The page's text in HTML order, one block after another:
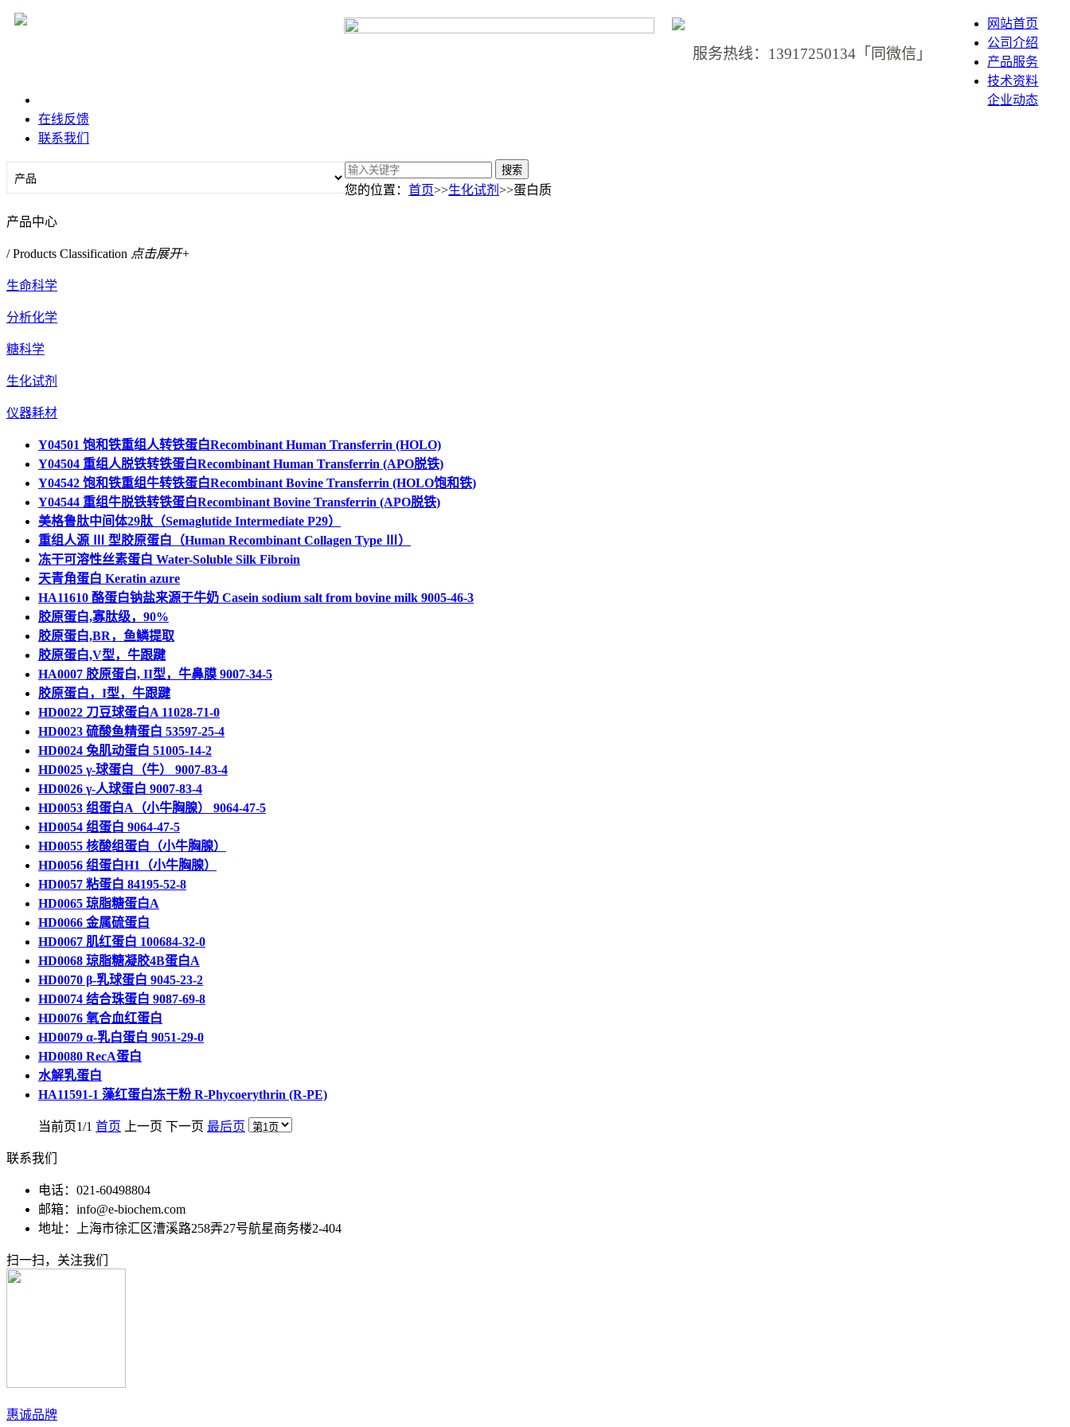
服务热线：13917250134「同微信」
网站首页
公司介绍
产品服务
技术资料
企业动态
在线反馈
联系我们
您的位置： 首页>>生化试剂 >>蛋白质
产品中心
/ Products Classification 点击展开+
生命科学
分析化学
糖科学
生化试剂
仪器耗材
Y04501 饱和铁重组人转铁蛋白Recombinant Human Transferrin (HOLO)
Y04504 重组人脱铁转铁蛋白Recombinant Human Transferrin (APO脱铁)
Y04542 饱和铁重组牛转铁蛋白Recombinant Bovine Transferrin (HOLO饱和铁)
Y04544 重组牛脱铁转铁蛋白Recombinant Bovine Transferrin (APO脱铁)
美格鲁肽中间体29肽（Semaglutide Intermediate P29）
重组人源 Ⅲ 型胶原蛋白（Human Recombinant Collagen Type Ⅲ）
冻干可溶性丝素蛋白 Water-Soluble Silk Fibroin
天青角蛋白 Keratin azure
HA11610 酪蛋白钠盐来源于牛奶 Casein sodium salt from bovine milk 9005-46-3
胶原蛋白,寡肽级，90%
胶原蛋白,BR，鱼鳞提取
胶原蛋白,V型，牛跟踺
HA0007 胶原蛋白, II型，牛鼻膜 9007-34-5
胶原蛋白，I型，牛跟踺
HD0022 刀豆球蛋白A 11028-71-0
HD0023 硫酸鱼精蛋白 53597-25-4
HD0024 兔肌动蛋白 51005-14-2
HD0025 γ-球蛋白（牛） 9007-83-4
HD0026 γ-人球蛋白 9007-83-4
HD0053 组蛋白A（小牛胸腺） 9064-47-5
HD0054 组蛋白 9064-47-5
HD0055 核酸组蛋白（小牛胸腺）
HD0056 组蛋白H1（小牛胸腺）
HD0057 粘蛋白 84195-52-8
HD0065 琼脂糖蛋白A
HD0066 金属硫蛋白
HD0067 肌红蛋白 100684-32-0
HD0068 琼脂糖凝胶4B蛋白A
HD0070 β-乳球蛋白 9045-23-2
HD0074 结合珠蛋白 9087-69-8
HD0076 氧合血红蛋白
HD0079 α-乳白蛋白 9051-29-0
HD0080 RecA蛋白
水解乳蛋白
HA11591-1 藻红蛋白冻干粉 R-Phycoerythrin (R-PE)
当前页1/1 首页 上一页 下一页 最后页
联系我们
电话：021-60498804
邮箱：info@e-biochem.com
地址：上海市徐汇区漕溪路258弄27号航星商务楼2-404
扫一扫，关注我们
惠诚品牌